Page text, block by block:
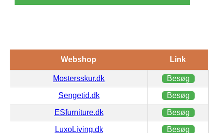
Webshop Link
Mostersskur.dk Besøg
Sengetid.dk Besøg
ESfurniture.dk Besøg
LuxoLiving.dk Besøg